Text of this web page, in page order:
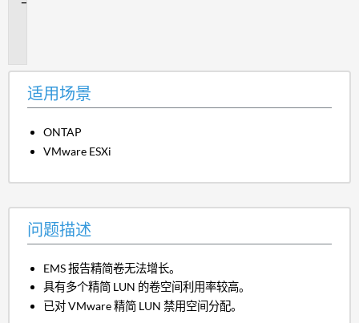
适用场景
ONTAP
VMware ESXi
问题描述
EMS 报告精简卷无法增长。
具有多个精简 LUN 的卷空间利用率较高。
已对 VMware 精简 LUN 禁用空间分配。